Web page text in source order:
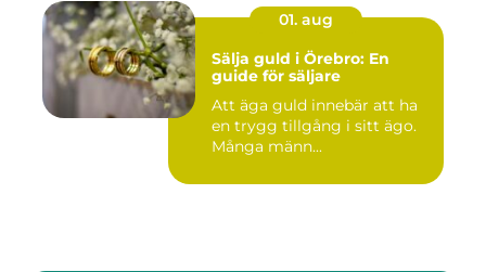
01. aug
Sälja guld i Örebro: En
guide för säljare
Att äga guld innebär att ha
en trygg tillgång i sitt ägo.
Många männ...